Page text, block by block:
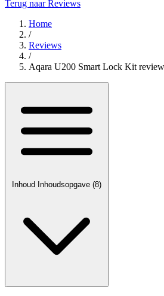
Terug naar Reviews
Home
/
Reviews
/
Aqara U200 Smart Lock Kit review
Inhoud Inhoudsopgave (8)